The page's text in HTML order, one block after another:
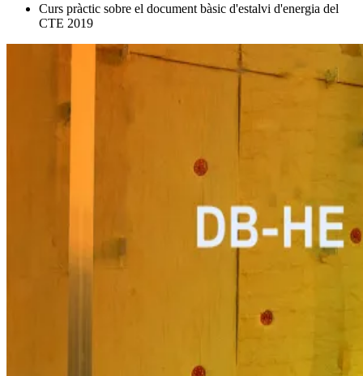
Curs pràctic sobre el document bàsic d'estalvi d'energia del
CTE 2019